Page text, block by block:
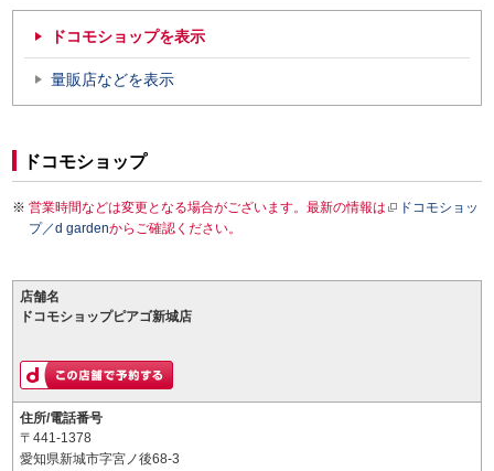
ドコモショップを表示
量販店などを表示
ドコモショップ
営業時間などは変更となる場合がございます。最新の情報は
ドコモショッ
プ／d gardenからご確認ください。
店舗名
ドコモショップピアゴ新城店
住所/電話番号
〒441-1378
愛知県新城市字宮ノ後68-3